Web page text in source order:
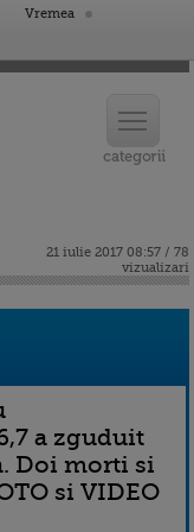
Vremea
21 iulie 2017 08:57 / 78
vizualizari
a zguduit
Doi morti si
si VIDEO